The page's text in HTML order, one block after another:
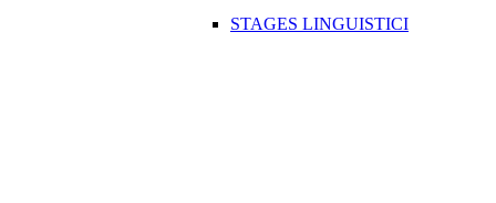
STAGES LINGUISTICI